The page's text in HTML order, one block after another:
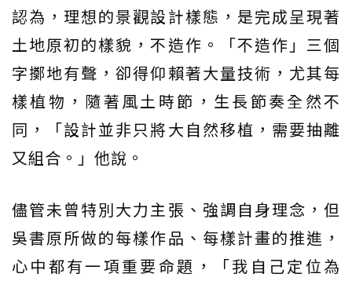
認為，理想的景觀設計樣態，是完成呈現著
土地原初的樣貌，不造作。「不造作」三個
字擲地有聲，卻得仰賴著大量技術，尤其每
樣植物，隨著風土時節，生長節奏全然不
同，「設計並非只將大自然移植，需要抽離
又組合。」他說。
儘管未曾特別大力主張、強調自身理念，但
吳書原所做的每樣作品、每樣計畫的推進，
心中都有一項重要命題，「我自己定位為